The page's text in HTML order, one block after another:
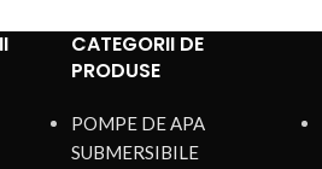
CATEGORII DE
PRODUSE
POMPE DE APA
SUBMERSIBILE